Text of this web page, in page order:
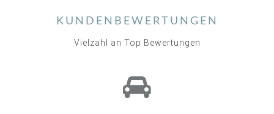
KUNDENBEWERTUNGEN
Vielzahl an Top Bewertungen